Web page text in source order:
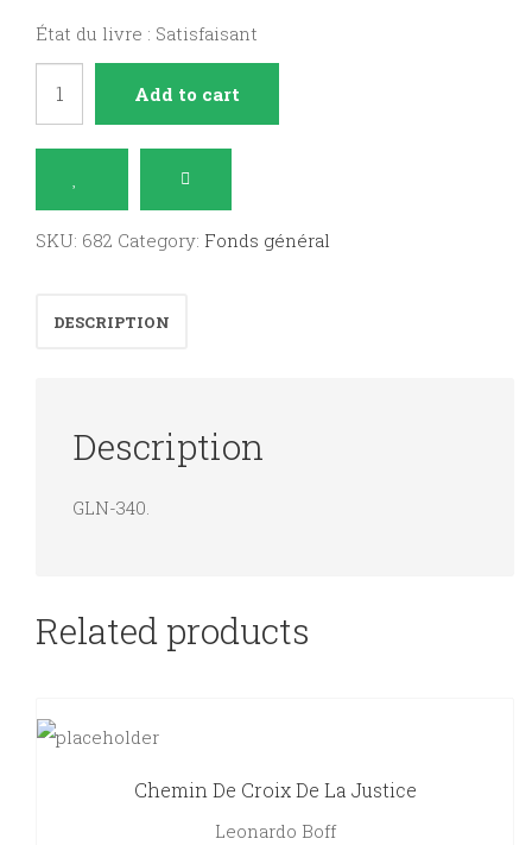
État du livre : Satisfaisant
quantity
Add to cart
SKU: 682 Category: Fonds général
DESCRIPTION
Description
GLN-340.
Related products
Chemin De Croix De La Justice
Leonardo Boff